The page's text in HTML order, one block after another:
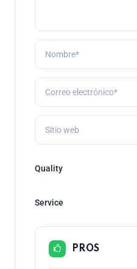
Quality
Service
PROS